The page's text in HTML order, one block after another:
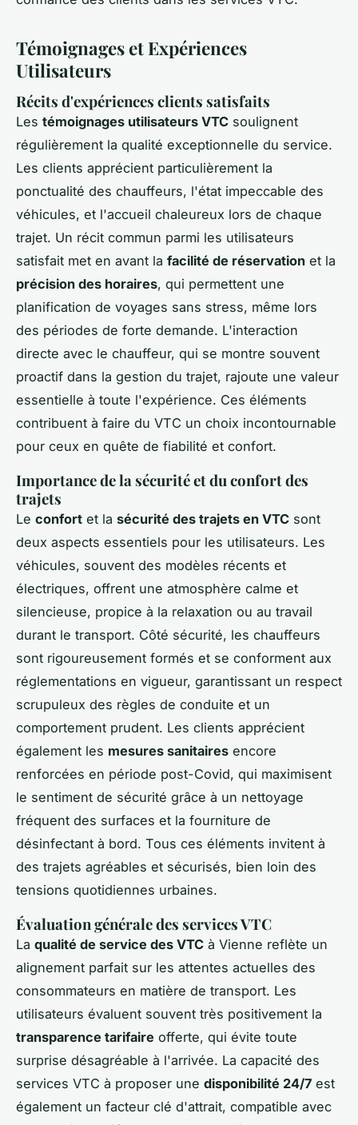
Témoignages et Expériences
Utilisateurs
Récits d'expériences clients satisfaits
Les témoignages utilisateurs VTC soulignent
régulièrement la qualité exceptionnelle du service.
Les clients apprécient particulièrement la
ponctualité des chauffeurs, l'état impeccable des
véhicules, et l'accueil chaleureux lors de chaque
trajet. Un récit commun parmi les utilisateurs
satisfait met en avant la facilité de réservation et la
précision des horaires, qui permettent une
planification de voyages sans stress, même lors
des périodes de forte demande. L'interaction
directe avec le chauffeur, qui se montre souvent
proactif dans la gestion du trajet, rajoute une valeur
essentielle à toute l'expérience. Ces éléments
contribuent à faire du VTC un choix incontournable
pour ceux en quête de fiabilité et confort.
Importance de la sécurité et du confort des
trajets
Le confort et la sécurité des trajets en VTC sont
deux aspects essentiels pour les utilisateurs. Les
véhicules, souvent des modèles récents et
électriques, offrent une atmosphère calme et
silencieuse, propice à la relaxation ou au travail
durant le transport. Côté sécurité, les chauffeurs
sont rigoureusement formés et se conforment aux
réglementations en vigueur, garantissant un respect
scrupuleux des règles de conduite et un
comportement prudent. Les clients apprécient
également les mesures sanitaires encore
renforcées en période post-Covid, qui maximisent
le sentiment de sécurité grâce à un nettoyage
fréquent des surfaces et la fourniture de
désinfectant à bord. Tous ces éléments invitent à
des trajets agréables et sécurisés, bien loin des
tensions quotidiennes urbaines.
Évaluation générale des services VTC
La qualité de service des VTC à Vienne reflète un
alignement parfait sur les attentes actuelles des
consommateurs en matière de transport. Les
utilisateurs évaluent souvent très positivement la
transparence tarifaire offerte, qui évite toute
surprise désagréable à l'arrivée. La capacité des
services VTC à proposer une disponibilité 24/7 est
également un facteur clé d'attrait, compatible avec